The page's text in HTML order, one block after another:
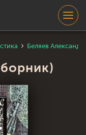
Беляев